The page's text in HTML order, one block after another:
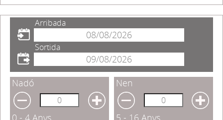
Arribada
Sortida
Nadó
0 - 4 Anys
Nen
5 - 16 Anys